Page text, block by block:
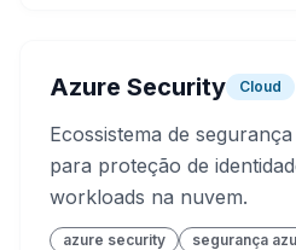
Azure Security Cloud
Ecossistema de
para proteção de
workloads na nuvem.
azure security segurança